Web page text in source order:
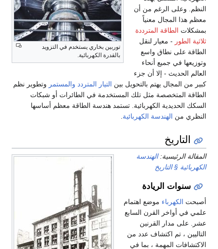
توربين بخاري يستخدم في التزويد
بالقدرة الكهربائية.
النظم. وعلى الرغم من أن
معظم هذا المجال معنياً
بمشكلات الطاقة المترددة
ثلاثية الطور - معيار لنقل
الطاقة على نطاق واسع
وتوزيعها في جميع أنحاء
العالم الحديث - إلا أن جزء
كبير من المجال يهتم بالتحويل بين التيار المتردد والمستمر وتطوير نظم
الطاقة المتخصصة مثل تلك المستخدمة في الطائرات أو شبكات
السكك الحديدية الكهربائية. تستمد هندسة الطاقة معظم أساسها
النظري من الهندسة الكهربائية
التاريخ
المقالة الرئيسية:الهندسة
الكهربائية § التاريخ
سنوات الريادة
أصبحت الكهرباء موضع اهتمام
علمي في أواخر القرن السابع
عشر. على مدار القرنين
التاليين ، تم اكتشاف عدد من
الاكتشافات المهمة ، بما في